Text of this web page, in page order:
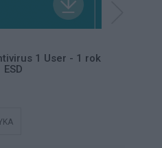
1 User - 1 rok
ESD